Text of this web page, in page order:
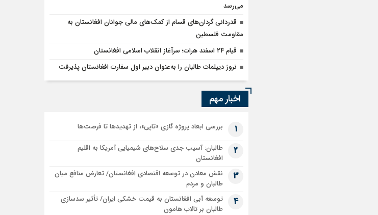
می‌رسد
قدردانی گردان‌های قسام از کمک‌های مالی جوانان افغانستان به
مقاومت فلسطین
قیام ۲۴ اسفند هرات؛ سرآغاز انقلاب اسلامی افغانستان
نروژ دیپلمات طالبان را به‌عنوان دبیر اول سفارت افغانستان پذیرفت
اخبار مهم
1 بررسی ابعاد پروژه گازی «تاپی»، از تهدیدها تا فرصت‌ها
2
طالبان: آسیب جدی سلاح‌های شیمیایی آمریکا به اقلیم
افغانستان
3
نقش معادن در توسعه اقتصادی افغانستان/ تعارض منافع میان
طالبان و مردم
4
توسعه آبی افغانستان به قیمت خشکی ایران/ تأثیر سدسازی
طالبان بر تالاب هامون